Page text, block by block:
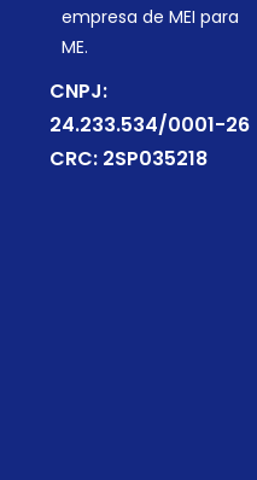
empresa de MEI para
ME.
CNPJ:
24.233.534/0001-26
CRC: 2SP035218